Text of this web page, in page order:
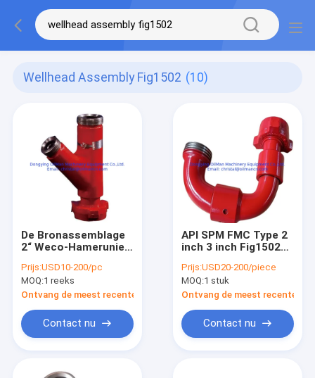
Wellhead Assembly Fig1502 (10)
De Bronassemblage
2“ Weco-Hamerunie
Fig1502
Prijs:USD10-200/pc
MOQ:1 reeks
Ontvang de meest recente Prijs
Contact nu
API SPM FMC Type 2
inch 3 inch Fig1502
Chiksan Swivel Joint
Prijs:USD20-200/piece
MOQ:1 stuk
Ontvang de meest recente
Contact nu